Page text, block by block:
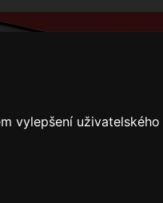
vylepšení